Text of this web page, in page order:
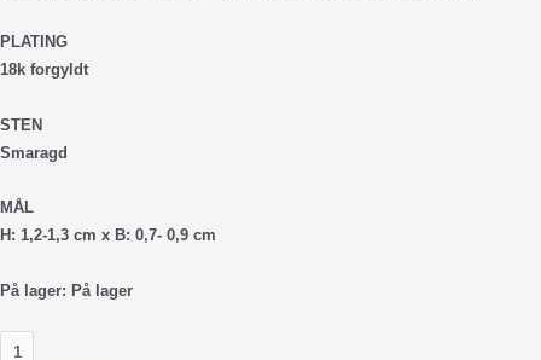
PLATING
18k forgyldt
STEN
Smaragd
MÅL
H: 1,2-1,3 cm x B: 0,7- 0,9 cm
På lager: På lager
Fødselssten